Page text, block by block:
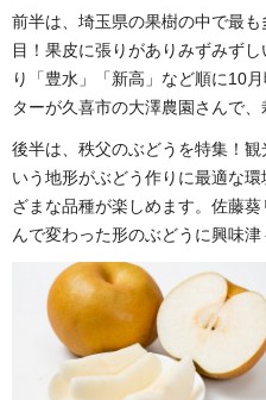
前半は、埼玉県の果樹の中で最
目！果皮に張りがありみずみず
り「豊水」「新高」など順に10
ターが久喜市の大澤農園さんで、
後半は、秩父のぶどうを特集！
いう地形がぶどう作りに最適な
ざまな品種が楽しめます。佐藤
んで変わった形のぶどうに興味津